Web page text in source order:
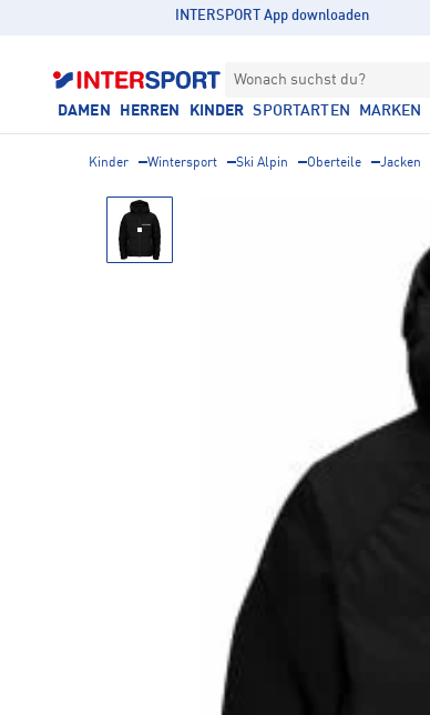
INTERSPORT App downloaden
Wonach suchst du?
DAMEN HERREN KINDER SPORTARTEN MARKEN
Kinder Wintersport Ski Alpin Oberteile Jacken